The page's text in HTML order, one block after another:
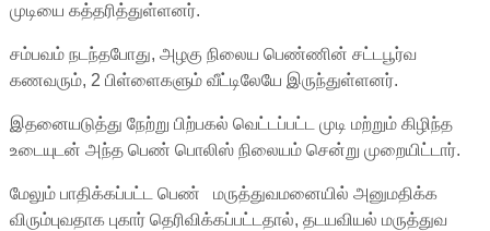
முடியை கத்தரித்துள்ளனர்.
சம்பவம் நடந்தபோது, அழகு நிலைய பெண்ணின் சட்டபூர்வ
கணவரும், 2 பிள்ளைகளும் வீட்டிலேயே இருந்துள்ளனர்.
இதனையடுத்து நேற்று பிற்பகல் வெட்டப்பட்ட முடி மற்றும் கிழிந்த
உடையுடன் அந்த பெண் பொலிஸ் நிலையம் சென்று முறையிட்டார்.
மேலும் பாதிக்கப்பட்ட பெண் மருத்துவமனையில் அனுமதிக்க
விரும்புவதாக புகார் தெரிவிக்கப்பட்டதால், தடயவியல் மருத்துவ